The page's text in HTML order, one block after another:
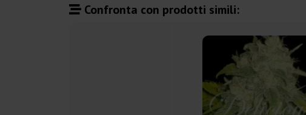
Confronta con prodotti simili: